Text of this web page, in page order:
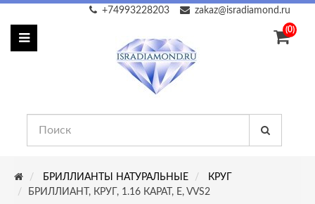
zakaz@isradiamond.ru
+74993228203
(0)
БРИЛЛИАНТЫ НАТУРАЛЬНЫЕ
КРУГ
БРИЛЛИАНТ, КРУГ, 1.16 КАРАТ, E, VVS2